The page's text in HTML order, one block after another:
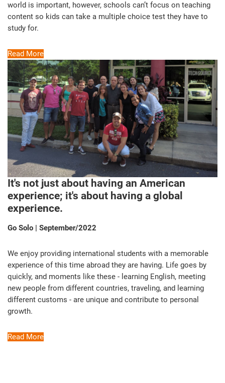
world is important, however, schools can’t focus on teaching
content so kids can take a multiple choice test they have to
study for.
Read More
It's not just about having an American
experience; it's about having a global
experience.
Go Solo | September/2022
We enjoy providing international students with a memorable
experience of this time abroad they are having. Life goes by
quickly, and moments like these - learning English, meeting
new people from different countries, traveling, and learning
different customs - are unique and contribute to personal
growth.
Read More